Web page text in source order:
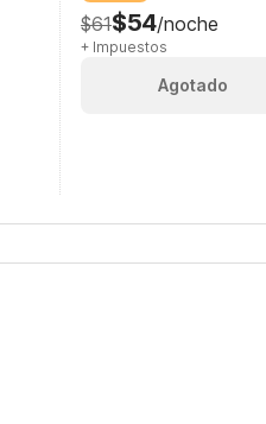
$61$54/noche
+ Impuestos
Agotado